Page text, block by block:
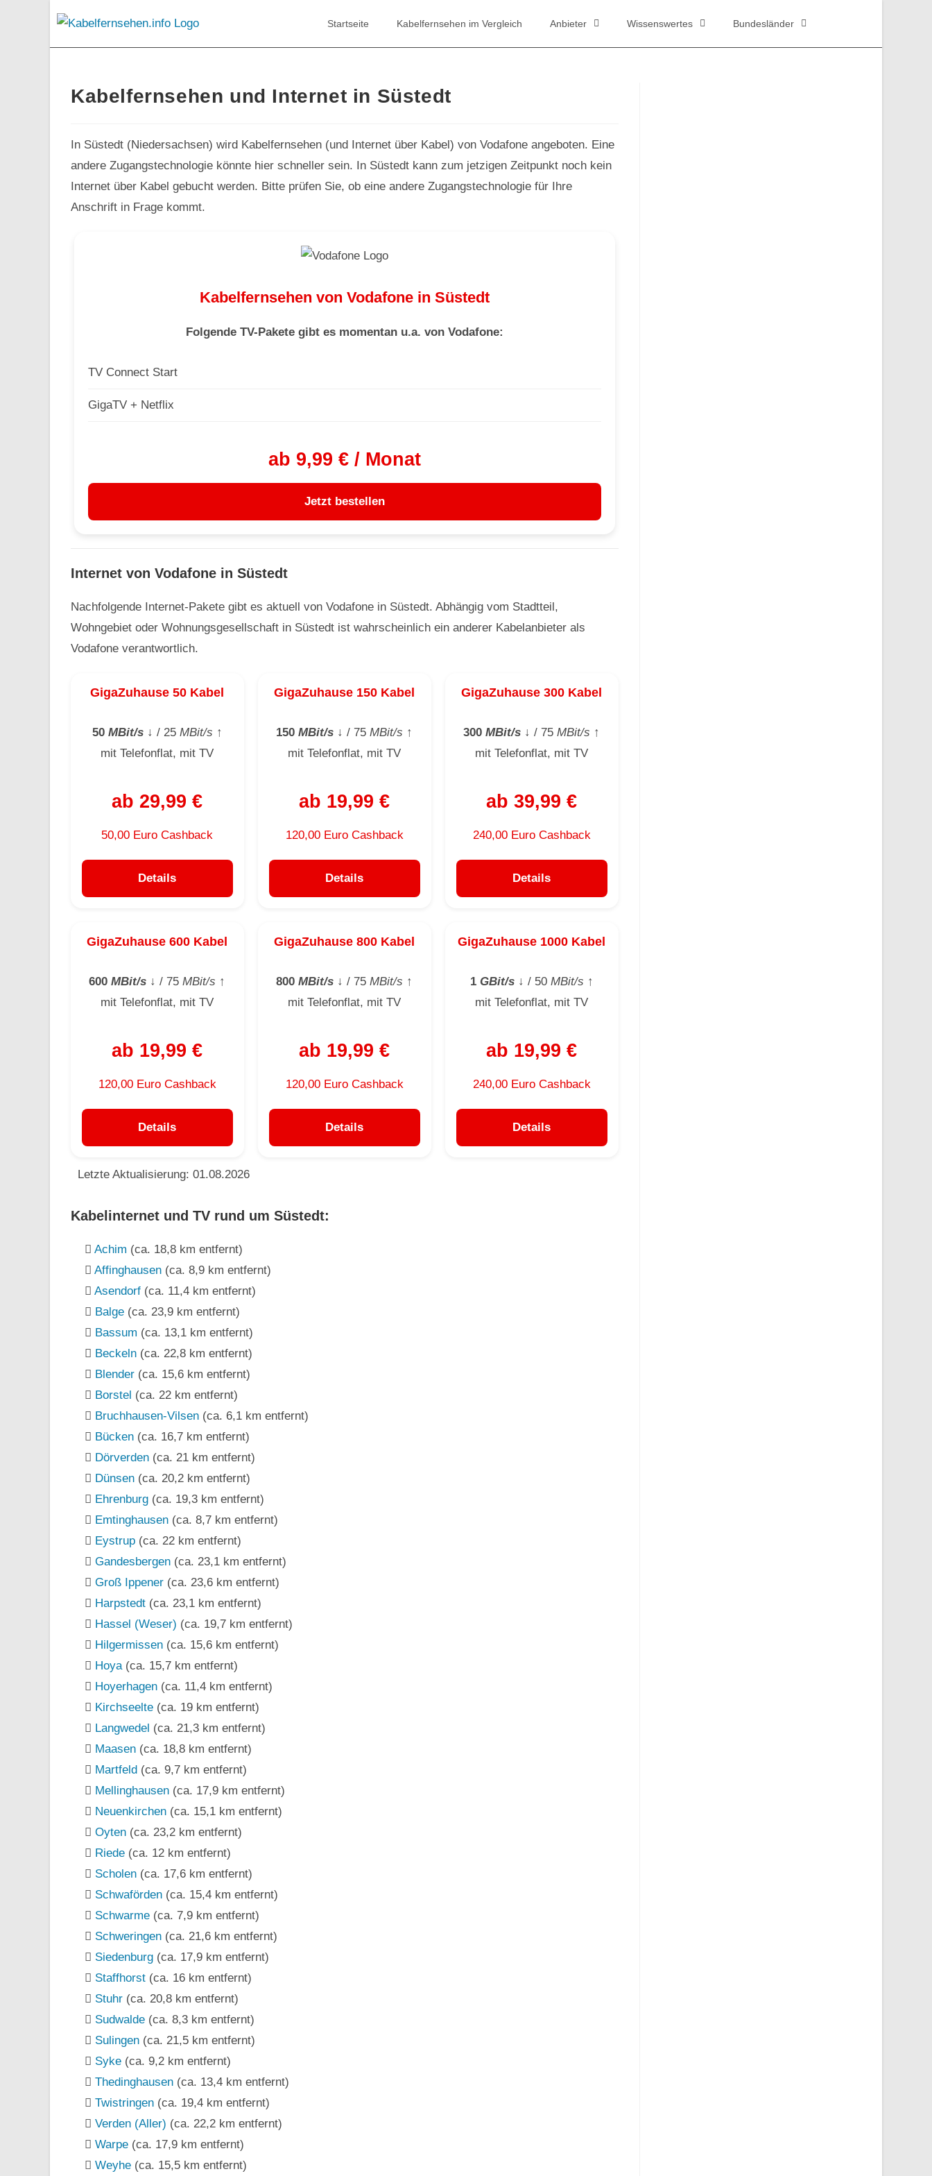
Startseite Kabelfernsehen im Vergleich Anbieter Wissenswertes Bundesländer
Kabelfernsehen und Internet in Süstedt
In Süstedt (Niedersachsen) wird Kabelfernsehen (und Internet über Kabel) von Vodafone angeboten. Eine
andere Zugangstechnologie könnte hier schneller sein. In Süstedt kann zum jetzigen Zeitpunkt noch kein
Internet über Kabel gebucht werden. Bitte prüfen Sie, ob eine andere Zugangstechnologie für Ihre
Anschrift in Frage kommt.
Kabelfernsehen von Vodafone in Süstedt
Folgende TV-Pakete gibt es momentan u.a. von Vodafone:
TV Connect Start
GigaTV + Netflix
ab 9,99 € / Monat
Jetzt bestellen
Internet von Vodafone in Süstedt
Nachfolgende Internet-Pakete gibt es aktuell von Vodafone in Süstedt. Abhängig vom Stadtteil,
Wohngebiet oder Wohnungsgesellschaft in Süstedt ist wahrscheinlich ein anderer Kabelanbieter als
Vodafone verantwortlich.
GigaZuhause 50 Kabel
50MBit/s↓ / 25MBit/s ↑
mit Telefonflat, mit TV
ab 29,99 €
50,00 Euro Cashback
Details
GigaZuhause 150 Kabel
150 MBit/s ↓ / 75 MBit/s ↑
mit Telefonflat, mit TV
ab 19,99 €
120,00 Euro Cashback
Details
GigaZuhause 300 Kabel
300 MBit/s ↓ / 75 MBit/s ↑
mit Telefonflat, mit TV
ab 39,99 €
240,00 Euro Cashback
Details
GigaZuhause 600 Kabel
600 MBit/s ↓ / 75 MBit/s ↑
mit Telefonflat, mit TV
ab 19,99 €
120,00 Euro Cashback
Details
GigaZuhause 800 Kabel
800 MBit/s ↓ / 75 MBit/s ↑
mit Telefonflat, mit TV
ab 19,99 €
120,00 Euro Cashback
Details
GigaZuhause 1000 Kabel
1GBit/s↓ / 50MBit/s ↑
mit Telefonflat, mit TV
ab 19,99 €
240,00 Euro Cashback
Details
Letzte Aktualisierung: 01.08.2026
Kabelinternet und TV rund um Süstedt:
Achim (ca. 18,8 km entfernt)
Affinghausen (ca. 8,9 km entfernt)
Asendorf (ca. 11,4 km entfernt)
Balge (ca. 23,9 km entfernt)
Bassum (ca. 13,1 km entfernt)
Beckeln (ca. 22,8 km entfernt)
Blender (ca. 15,6 km entfernt)
Borstel (ca. 22 km entfernt)
Bruchhausen-Vilsen (ca. 6,1 km entfernt)
Bücken (ca. 16,7 km entfernt)
Dörverden (ca. 21 km entfernt)
Dünsen (ca. 20,2 km entfernt)
Ehrenburg (ca. 19,3 km entfernt)
Emtinghausen (ca. 8,7 km entfernt)
Eystrup (ca. 22 km entfernt)
Gandesbergen (ca. 23,1 km entfernt)
Groß Ippener (ca. 23,6 km entfernt)
Harpstedt (ca. 23,1 km entfernt)
Hassel (Weser) (ca. 19,7 km entfernt)
Hilgermissen (ca. 15,6 km entfernt)
Hoya(ca. 15,7 km entfernt)
Hoyerhagen (ca. 11,4 km entfernt)
Kirchseelte (ca. 19 km entfernt)
Langwedel (ca. 21,3 km entfernt)
Maasen (ca. 18,8 km entfernt)
Martfeld (ca. 9,7 km entfernt)
Mellinghausen (ca. 17,9 km entfernt)
Neuenkirchen (ca. 15,1 km entfernt)
Oyten (ca. 23,2 km entfernt)
Riede (ca. 12 km entfernt)
Scholen (ca. 17,6 km entfernt)
Schwaförden (ca. 15,4 km entfernt)
Schwarme (ca. 7,9 km entfernt)
Schweringen (ca. 21,6 km entfernt)
Siedenburg (ca. 17,9 km entfernt)
Staffhorst (ca. 16 km entfernt)
Stuhr (ca. 20,8 km entfernt)
Sudwalde (ca. 8,3 km entfernt)
Sulingen (ca. 21,5 km entfernt)
Syke (ca. 9,2 km entfernt)
Thedinghausen (ca. 13,4 km entfernt)
Twistringen (ca. 19,4 km entfernt)
Verden (Aller) (ca. 22,2 km entfernt)
Warpe (ca. 17,9 km entfernt)
Weyhe (ca. 15,5 km entfernt)